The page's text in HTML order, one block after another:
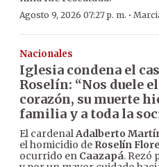
Agosto 9, 2026 07:27 p. m. ·
Nacionales
Iglesia condena el
Roselín: “Nos duele el
corazón, su muerte
familia y a toda la
El cardenalAdalberto
el homicidio de Roselín
ocurrido en Caazapá. Rezó